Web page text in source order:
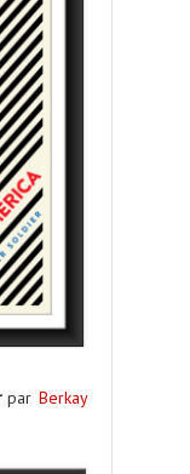
par Berkay